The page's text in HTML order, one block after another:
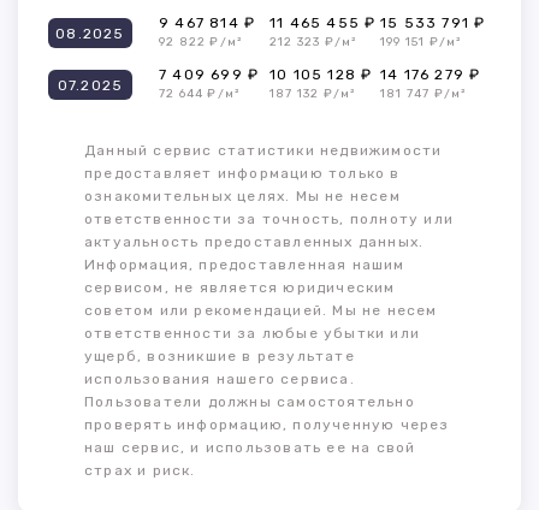
08.2025
9 467 814 ₽
92 822 ₽/м²
11 465 455 ₽
212 323 ₽/м²
15 533 791 ₽
199 151 ₽/м²
07.2025
7 409 699 ₽
72 644 ₽/м²
10 105 128 ₽
187 132 ₽/м²
14 176 279 ₽
181 747 ₽/м²
Данный сервис статистики недвижимости
предоставляет информацию только в
ознакомительных целях. Мы не несем
ответственности за точность, полноту или
актуальность предоставленных данных.
Информация, предоставленная нашим
сервисом, не является юридическим
советом или рекомендацией. Мы не несем
ответственности за любые убытки или
ущерб, возникшие в результате
использования нашего сервиса.
Пользователи должны самостоятельно
проверять информацию, полученную через
наш сервис, и использовать ее на свой
страх и риск.